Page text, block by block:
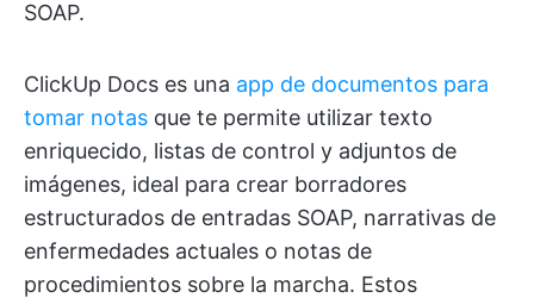
SOAP.
ClickUp Docs es una app de documentos para
tomar notas que te permite utilizar texto
enriquecido, listas de control y adjuntos de
imágenes, ideal para crear borradores
estructurados de entradas SOAP, narrativas de
enfermedades actuales o notas de
procedimientos sobre la marcha. Estos